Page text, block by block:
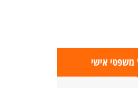
משפטי אישי